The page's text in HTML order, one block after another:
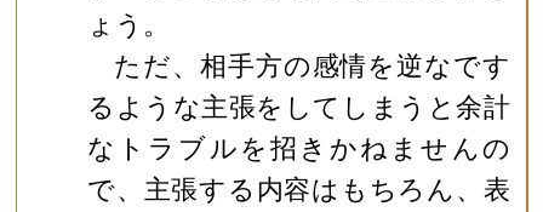
ょう。
ただ、相手方の感情を逆なです
るような主張をしてしまうと余計
なトラブルを招きかねませんの
で、主張する内容はもちろん、表